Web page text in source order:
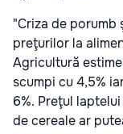
"Criza de porumb
preţurilor la
Agricultură
scumpi cu 4,5%
6%. Preţul
de cereale ar